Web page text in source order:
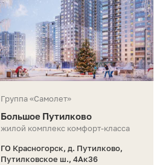
Группа «Самолет»
Большое Путилково
жилой комплекс комфорт-класса
ГО Красногорск, д. Путилково,
Путилковское ш., 4Ак36